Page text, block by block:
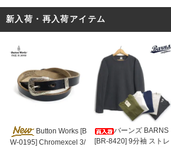
新入荷・再入荷アイテム
Button Works [B
W-0195] Chromexcel 3/
バーンズ BARNS
[BR-8420] 9分袖 ストレ